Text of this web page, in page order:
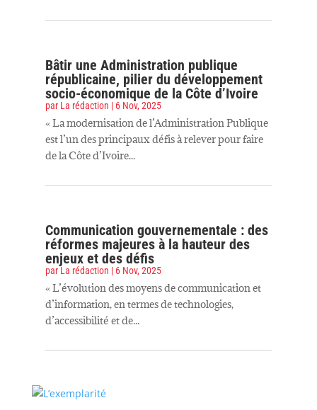
Bâtir une Administration publique
républicaine, pilier du développement
socio-économique de la Côte d’Ivoire
par La rédaction | 6 Nov, 2025
« La modernisation de l’Administration Publique
est l’un des principaux défis à relever pour faire
de la Côte d’Ivoire...
Communication gouvernementale : des
réformes majeures à la hauteur des
enjeux et des défis
par La rédaction | 6 Nov, 2025
« L’évolution des moyens de communication et
d’information, en termes de technologies,
d’accessibilité et de...